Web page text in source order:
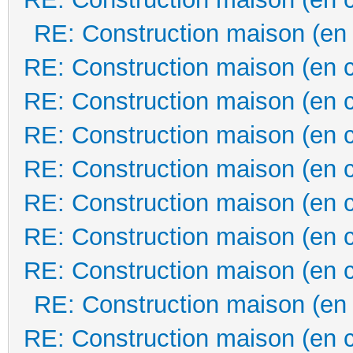
RE: Construction maison
RE: Construction maison (en
RE: Construction maison (en
RE: Construction maison (en
RE: Construction maison (en
RE: Construction maison (en
RE: Construction maison (en
RE: Construction maison (en
RE: Construction maison
RE: Construction maison (en